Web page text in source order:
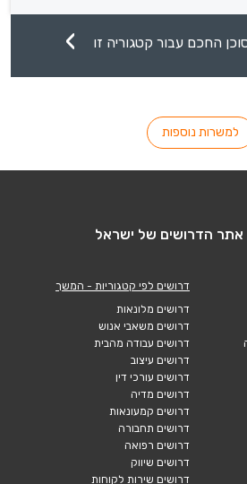
החכם עבור קטגוריה זו
למשרות נוספות
דרושים לפי קטגוריות - המשך
דרושים מלונאות
דרושים משאבי אנוש
דרושים עבודה מהבית
דרושים עיצוב
דרושים עורכי דין
דרושים מדיה
דרושים קמעונאות
דרושים תחבורה
דרושים רפואה
דרושים שיווק
דרושים שירות לקוחות